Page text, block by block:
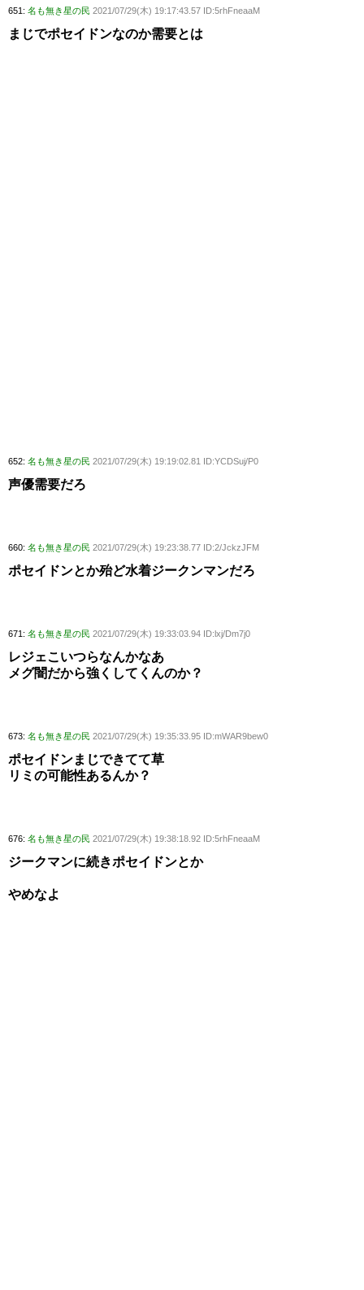
651: 名も無き星の民 2021/07/29(木) 19:17:43.57 ID:5rhFneaaM
まじでポセイドンなのか需要とは
652: 名も無き星の民 2021/07/29(木) 19:19:02.81 ID:YCDSuj/P0
声優需要だろ
660: 名も無き星の民 2021/07/29(木) 19:23:38.77 ID:2/JckzJFM
ポセイドンとか殆ど水着ジークンマンだろ
671: 名も無き星の民 2021/07/29(木) 19:33:03.94 ID:lxj/Dm7j0
レジェこいつらなんかなあ
メグ闇だから強くしてくんのか？
673: 名も無き星の民 2021/07/29(木) 19:35:33.95 ID:mWAR9bew0
ポセイドンまじできてて草
リミの可能性あるんか？
676: 名も無き星の民 2021/07/29(木) 19:38:18.92 ID:5rhFneaaM
ジークマンに続きポセイドンとか
やめなよ